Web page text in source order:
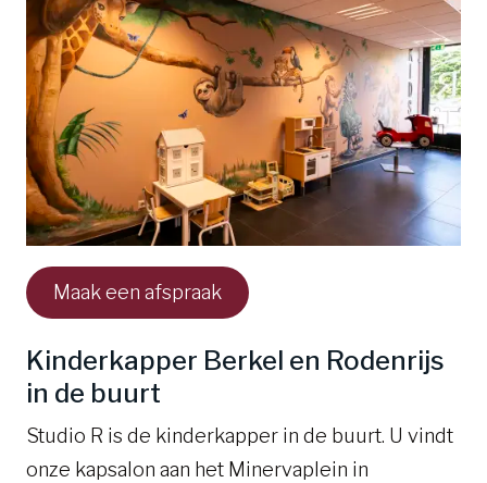
Maak een afspraak
Kinderkapper Berkel en Rodenrijs
in de buurt
Studio R is de kinderkapper in de buurt. U vindt
onze kapsalon aan het Minervaplein in